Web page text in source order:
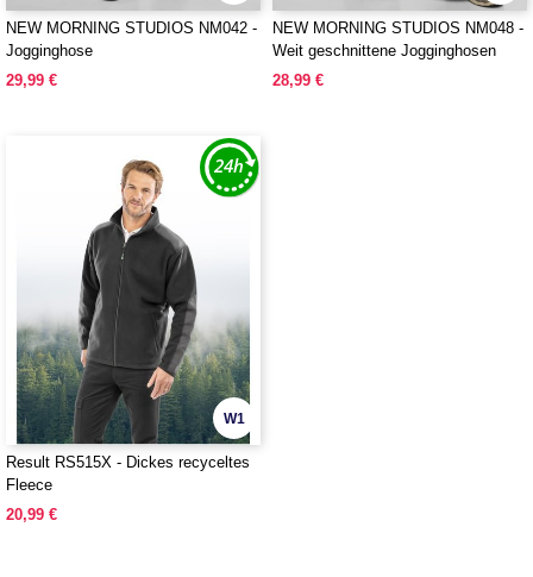
NEW MORNING STUDIOS NM042 -
Jogginghose
29,99 €
NEW MORNING STUDIOS NM048 -
Weit geschnittene Jogginghosen
28,99 €
W1
Result RS515X - Dickes recyceltes
Fleece
20,99 €